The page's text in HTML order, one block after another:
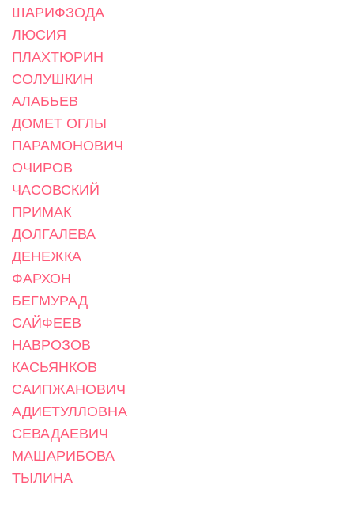
ШАРИФЗОДА
ЛЮСИЯ
ПЛАХТЮРИН
СОЛУШКИН
АЛАБЬЕВ
ДОМЕТ ОГЛЫ
ПАРАМОНОВИЧ
ОЧИРОВ
ЧАСОВСКИЙ
ПРИМАК
ДОЛГАЛЕВА
ДЕНЕЖКА
ФАРХОН
БЕГМУРАД
САЙФЕЕВ
НАВРОЗОВ
КАСЬЯНКОВ
САИПЖАНОВИЧ
АДИЕТУЛЛОВНА
СЕВАДАЕВИЧ
МАШАРИБОВА
ТЫЛИНА